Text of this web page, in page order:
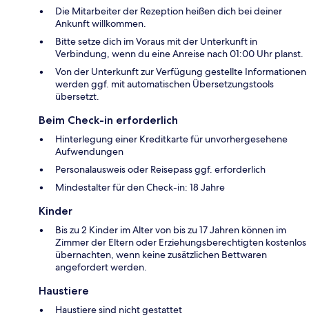
Die Mitarbeiter der Rezeption heißen dich bei deiner
Ankunft willkommen.
Bitte setze dich im Voraus mit der Unterkunft in
Verbindung, wenn du eine Anreise nach 01:00 Uhr planst.
Von der Unterkunft zur Verfügung gestellte Informationen
werden ggf. mit automatischen Übersetzungstools
übersetzt.
Beim Check-in erforderlich
Hinterlegung einer Kreditkarte für unvorhergesehene
Aufwendungen
Personalausweis oder Reisepass ggf. erforderlich
Mindestalter für den Check-in: 18 Jahre
Kinder
Bis zu 2 Kinder im Alter von bis zu 17 Jahren können im
Zimmer der Eltern oder Erziehungsberechtigten kostenlos
übernachten, wenn keine zusätzlichen Bettwaren
angefordert werden.
Haustiere
Haustiere sind nicht gestattet